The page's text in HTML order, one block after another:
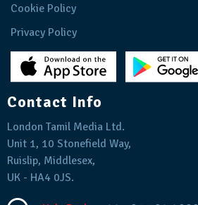
Cookie Policy
Privacy Policy
Contact Info
London Tamil Media Ltd.
Unit 1, 10 Stonefield Way,
Ruislip, Middlesex,
UK - HA4 0JS.